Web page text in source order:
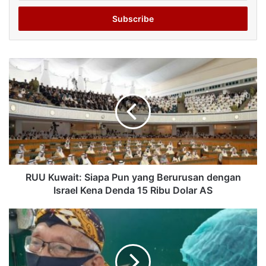
Email
RUU Kuwait: Siapa Pun yang Berurusan dengan
Israel Kena Denda 15 Ribu Dolar AS